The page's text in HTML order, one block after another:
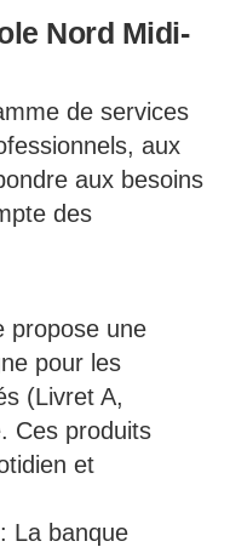
Nord Midi-
de services
aux
aux besoins
des
propose une
pour les
(Livret A,
Ces produits
et
La banque